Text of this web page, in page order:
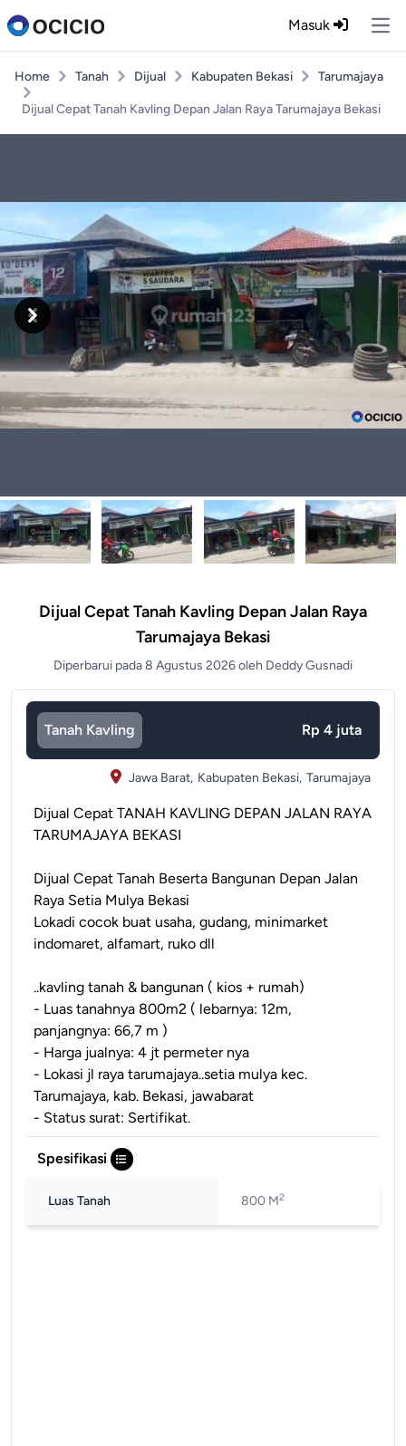
Masuk
Home Tanah Dijual Kabupaten Bekasi Tarumajaya
Dijual Cepat Tanah Kavling Depan Jalan Raya Tarumajaya Bekasi
Previous
Next
Dijual Cepat Tanah Kavling Depan Jalan Raya
Tarumajaya Bekasi
Diperbarui pada 8 Agustus 2026 oleh Deddy Gusnadi
Tanah Kavling Rp 4 juta
Jawa Barat, Kabupaten Bekasi, Tarumajaya
Dijual Cepat TANAH KAVLING DEPAN JALAN RAYA
TARUMAJAYA BEKASI
Dijual Cepat Tanah Beserta Bangunan Depan Jalan
Raya Setia Mulya Bekasi
Lokadi cocok buat usaha, gudang, minimarket
indomaret, alfamart, ruko dll
..kavling tanah & bangunan ( kios + rumah)
- Luas tanahnya 800m2 ( lebarnya: 12m,
panjangnya: 66,7 m )
- Harga jualnya: 4 jt permeter nya
- Lokasi jl raya tarumajaya..setia mulya kec.
Tarumajaya, kab. Bekasi, jawabarat
- Status surat: Sertifikat.
Spesifikasi
Luas Tanah 800 M2